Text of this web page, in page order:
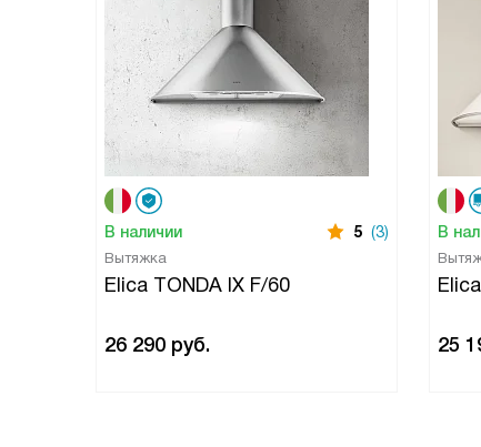
В наличии 5 (3)
Вытяжка
Elica TONDA IX F/60
26 290 руб.
В
25